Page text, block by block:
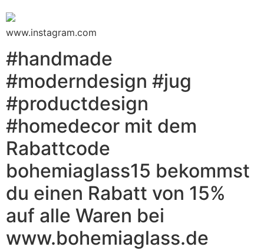
www.instagram.com
#handmade
#moderndesign #jug
#productdesign
#homedecor mit dem
Rabattcode
bohemiaglass15 bekommst
du einen Rabatt von 15%
auf alle Waren bei
www.bohemiaglass.de